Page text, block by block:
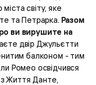
світу, яке
та Петрарка.Разом
ви вирушите на
двір Джульєтти
балконом - тим
Ромео освідчився
з Життя Данте,